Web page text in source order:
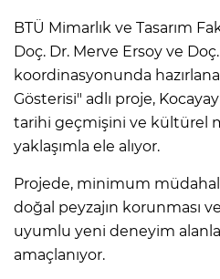
BTÜ Mimarlık ve Tasarım
Doç. Dr. Merve Ersoy ve Doç.
koordinasyonunda
Gösterisi" adlı proje,
tarihi geçmişini ve kültürel
yaklaşımla ele alıyor.
Projede, minimum
doğal peyzajın korunması
uyumlu yeni deneyim
amaçlanıyor.